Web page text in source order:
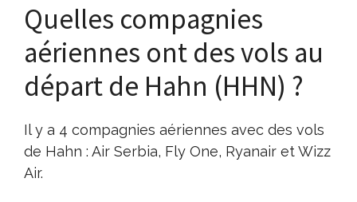
Quelles compagnies
aériennes ont des vols au
départ de Hahn (HHN) ?
Il y a 4 compagnies aériennes avec des vols
de Hahn : Air Serbia, Fly One, Ryanair et Wizz
Air.